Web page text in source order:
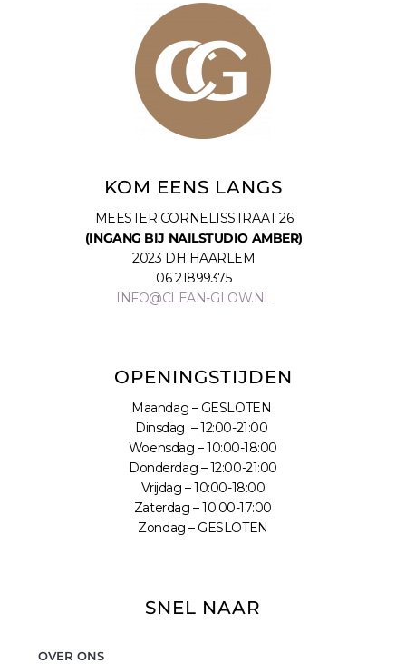
KOM EENS LANGS
MEESTER CORNELISSTRAAT 26
(INGANG BIJ NAILSTUDIO AMBER)
2023 DH HAARLEM
06 21899375
INFO@CLEAN-GLOW.NL
OPENINGSTIJDEN
Maandag – GESLOTEN
Dinsdag – 12:00-21:00
Woensdag – 10:00-18:00
Donderdag – 12:00-21:00
Vrijdag – 10:00-18:00
Zaterdag – 10:00-17:00
Zondag – GESLOTEN
SNEL NAAR
OVER ONS